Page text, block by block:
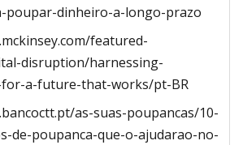
poupar-dinheiro-a-longo-prazo
featured-
disruption/harnessing-
a-future-that-works/pt-BR
as-suas-poupancas/10-
de-poupanca-que-o-ajudarao-no-